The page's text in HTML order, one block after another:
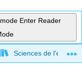
Enter Reader
Sciences de